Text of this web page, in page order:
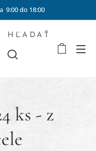
9:00 do 18:00
HĽADAŤ
ks - z